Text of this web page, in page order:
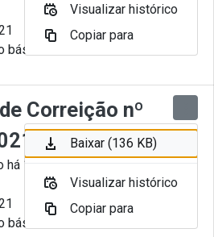
básico
Correição nº
há 11 Meses por Artur
básico
Visualizar histórico
Copiar para
Baixar (136 KB)
Visualizar histórico
Copiar para